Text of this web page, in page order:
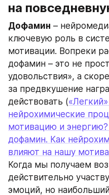
на
Дофамин –
ключевую роль в
мотивации. Вопреки
дофамин – это не
удовольствия», а
за предвкушение
действовать (
нейрохимические
мотивацию и
дофамин. Как
влияют на нашу
Когда мы получаем
действительно